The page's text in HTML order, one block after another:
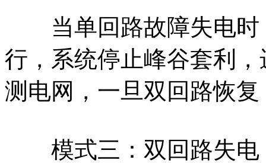
当单回路故障失电时
行，系统停止峰谷套利
测电网，一旦双回路恢
模式三：双回路失电